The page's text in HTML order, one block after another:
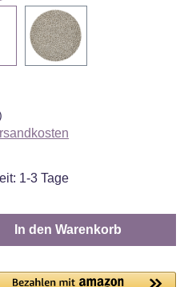
1-3 Tage
den gewünschten
In den Warenkorb